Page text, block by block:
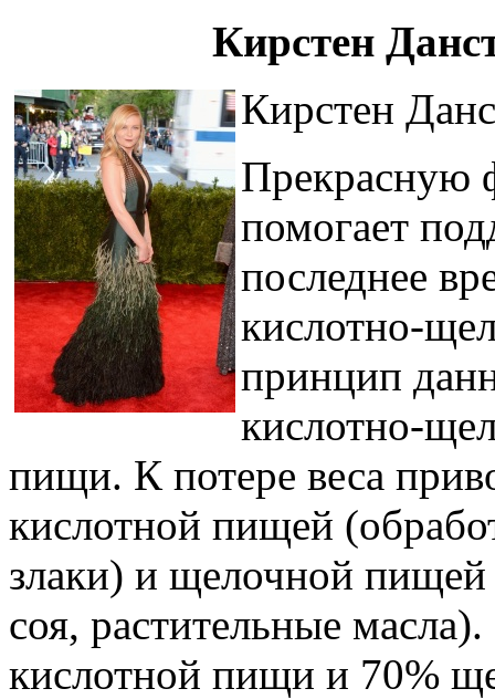
Кирстен
Кирстен
Прекрасную
помогает
последнее
кислотно-
принцип
кислотно-
пищи. К потере веса
кислотной пищей
злаки) и щелочной
соя, растительные
кислотной пищи и 70%